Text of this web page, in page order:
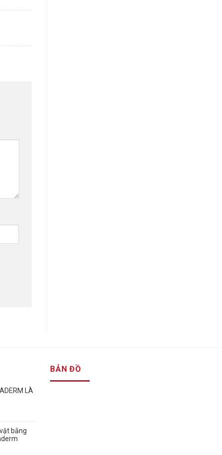
LÀ
bằng
BẢN ĐỒ